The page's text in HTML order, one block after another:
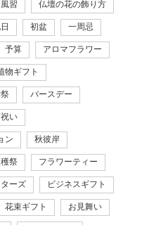
風習 仏壇の花の飾り方
初盆 一周忌
予算 アロマフラワー
物ギフト
バースデー
い
ン 秋彼岸
祭 フラワーティー
ーズ ビジネスギフト
花束ギフト お見舞い